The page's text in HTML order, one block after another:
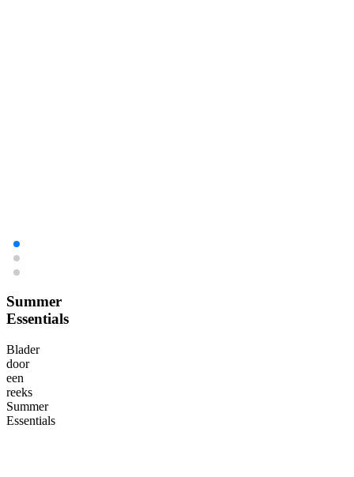
Summer
Essentials
Blader
door
een
reeks
Summer
Essentials